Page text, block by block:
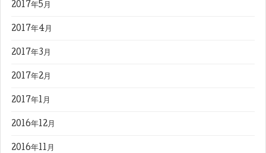
2017年5月
2017年4月
2017年3月
2017年2月
2017年1月
2016年12月
2016年11月